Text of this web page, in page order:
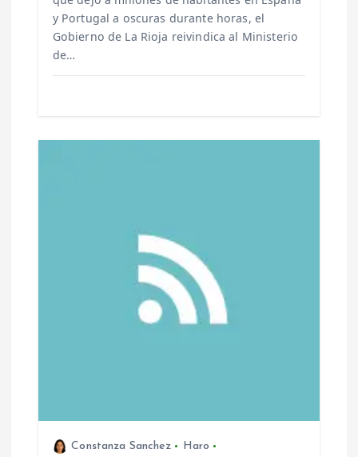
s
y Portugal a oscuras durante horas, el
Gobierno de La Rioja reivindica al Ministerio
de…
Constanza Sanchez
Haro